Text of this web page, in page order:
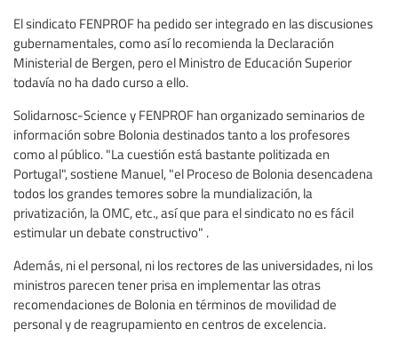
El sindicato FENPROF ha pedido ser integrado en las discusiones
gubernamentales, como así lo recomienda la Declaración
Ministerial de Bergen, pero el Ministro de Educación Superior
todavía no ha dado curso a ello.
Solidarnosc-Science y FENPROF han organizado seminarios de
información sobre Bolonia destinados tanto a los profesores
como al público. "La cuestión está bastante politizada en
Portugal", sostiene Manuel, "el Proceso de Bolonia desencadena
todos los grandes temores sobre la mundialización, la
privatización, la OMC, etc., así que para el sindicato no es fácil
estimular un debate constructivo" .
Además, ni el personal, ni los rectores de las universidades, ni los
ministros parecen tener prisa en implementar las otras
recomendaciones de Bolonia en términos de movilidad de
personal y de reagrupamiento en centros de excelencia.